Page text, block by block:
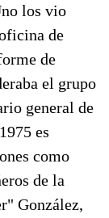
los vio
de
de
el grupo
general de
es
como
de la
González,